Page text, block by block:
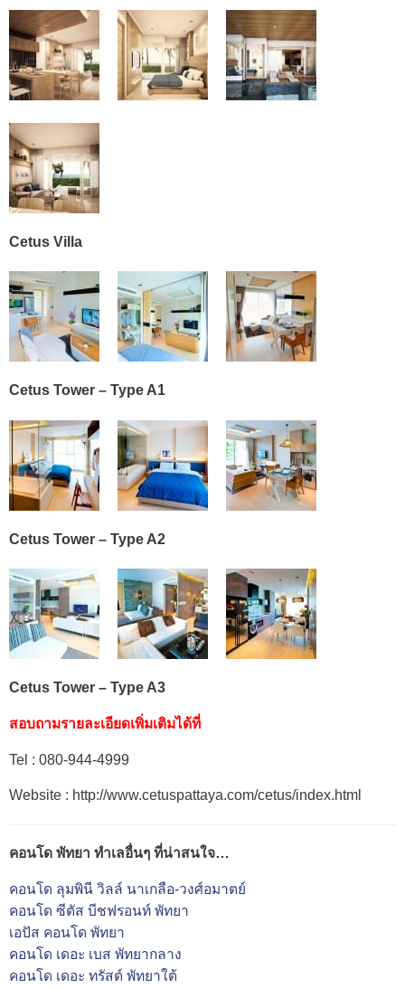
Cetus Villa
Cetus Tower – Type A1
Cetus Tower – Type A2
Cetus Tower – Type A3
สอบถามรายละเอียดเพิ่มเติมได้ที่
Tel : 080-944-4999
Website : http://www.cetuspattaya.com/cetus/index.html
คอนโด พัทยา ทำเลอื่นๆ ที่น่าสนใจ…
คอนโด ลุมพินี วิลล์ นาเกลือ-วงศ์อมาตย์
คอนโด ซีตัส บีชฟรอนท์ พัทยา
เอปัส คอนโด พัทยา
คอนโด เดอะ เบส พัทยากลาง
คอนโด เดอะ ทรัสต์ พัทยาใต้